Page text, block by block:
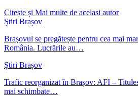
Citește și Mai multe de acelasi autor
Știri Brașov
Brașovul se pregătește pentru cea mai
România. Lucrările au…
Știri Brașov
Trafic reorganizat în Brașov: AFI –
mai schimbate…